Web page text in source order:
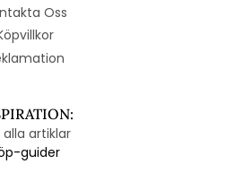
Oss
alla artiklar
guider